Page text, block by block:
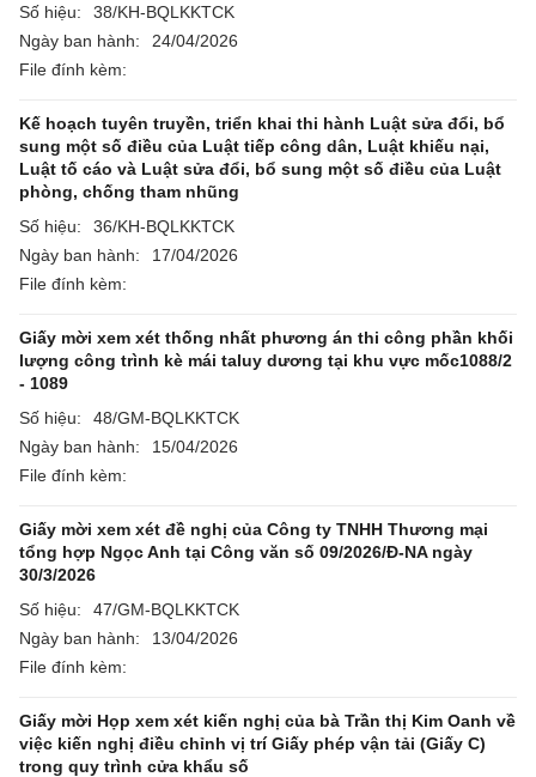
Số hiệu:
38/KH-BQLKKTCK
Ngày ban hành:
24/04/2026
File đính kèm:
Kế hoạch tuyên truyền, triển khai thi hành Luật sửa đổi, bổ
sung một số điều của Luật tiếp công dân, Luật khiếu nại,
Luật tố cáo và Luật sửa đổi, bổ sung một số điều của Luật
phòng, chống tham nhũng
Số hiệu:
36/KH-BQLKKTCK
Ngày ban hành:
17/04/2026
File đính kèm:
Giấy mời xem xét thống nhất phương án thi công phần khối
lượng công trình kè mái taluy dương tại khu vực mốc1088/2
- 1089
Số hiệu:
48/GM-BQLKKTCK
Ngày ban hành:
15/04/2026
File đính kèm:
Giấy mời xem xét đề nghị của Công ty TNHH Thương mại
tổng hợp Ngọc Anh tại Công văn số 09/2026/Đ-NA ngày
30/3/2026
Số hiệu:
47/GM-BQLKKTCK
Ngày ban hành:
13/04/2026
File đính kèm:
Giấy mời Họp xem xét kiến nghị của bà Trần thị Kim Oanh về
việc kiến nghị điều chỉnh vị trí Giấy phép vận tải (Giấy C)
trong quy trình cửa khẩu số